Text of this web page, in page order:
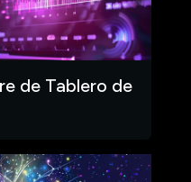
de Tablero de